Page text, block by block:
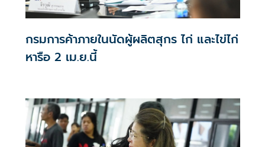
กรมการค้าภายในนัดผู้ผลิตสุกร ไก่ และไข่ไก่
หารือ 2 เม.ย.นี้